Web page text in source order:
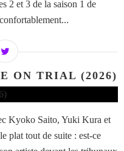
2 et 3 de la saison 1 de
ON TRIAL (2026)
Kyoko Saito, Yuki Kura et
plat tout de suite : est-ce